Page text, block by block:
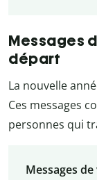
Messages
départ
La nouvelle
Ces messages
personnes qui
Messages